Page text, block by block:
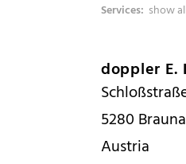
Services: show all
doppler E.
5280
Austria